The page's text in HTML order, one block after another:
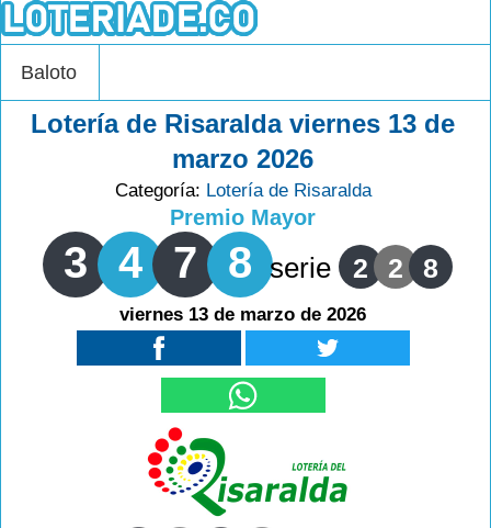
Baloto
Lotería de Risaralda viernes 13 de
marzo 2026
Categoría: Lotería de Risaralda
Premio Mayor
3 4 7 8 serie 2 2 8
viernes 13 de marzo de 2026